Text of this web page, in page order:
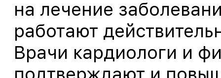
на лечение
работают
Врачи кардиологи и